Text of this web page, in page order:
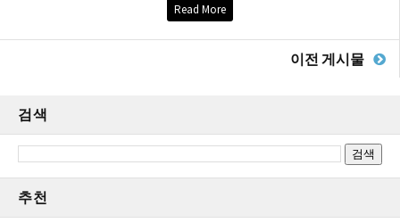
Read More
이전 게시물
검색
추천